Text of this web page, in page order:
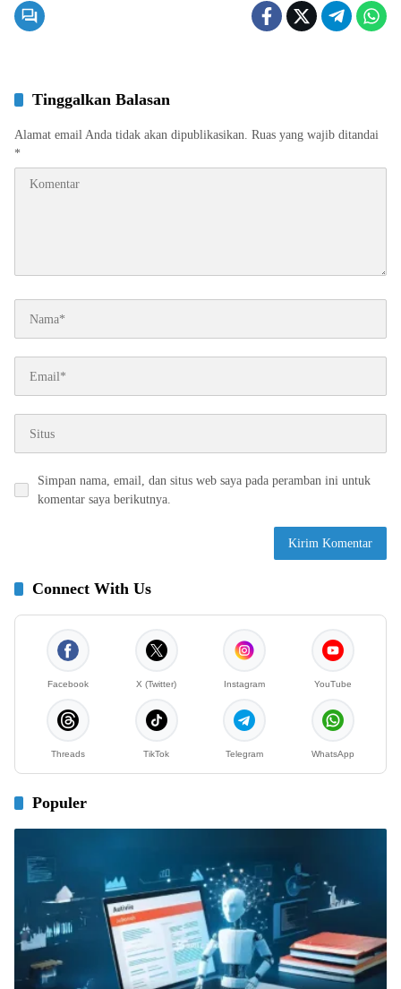
Tinggalkan Balasan
Alamat email Anda tidak akan dipublikasikan. Ruas yang wajib ditandai
*
Simpan nama, email, dan situs web saya pada peramban ini untuk
komentar saya berikutnya.
Connect With Us
Facebook X (Twitter) Instagram YouTube
Threads TikTok Telegram WhatsApp
Populer